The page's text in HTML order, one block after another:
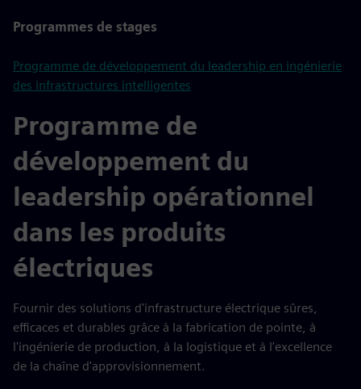
Programmes de stages
Programme de développement du leadership en ingénierie
des infrastructures intelligentes
Programme de
développement du
leadership opérationnel
dans les produits
électriques
Fournir des solutions d'infrastructure électrique sûres,
efficaces et durables grâce à la fabrication de pointe, à
l'ingénierie de production, à la logistique et à l'excellence
de la chaîne d'approvisionnement.